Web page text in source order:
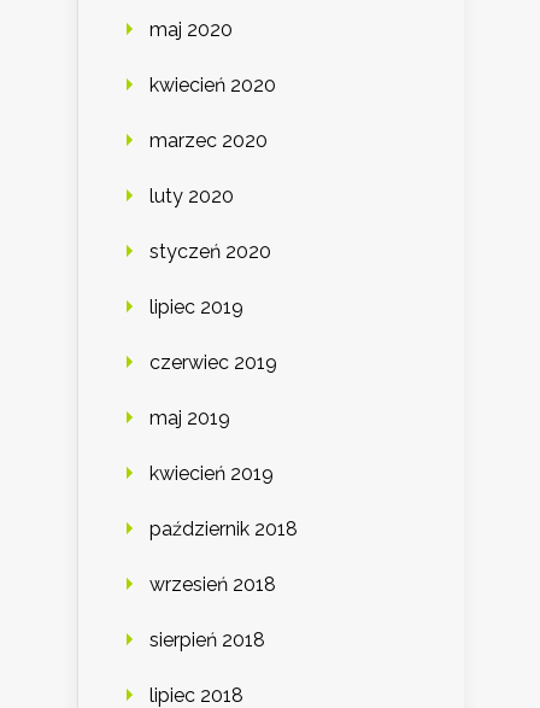
maj 2020
kwiecień 2020
marzec 2020
luty 2020
styczeń 2020
lipiec 2019
czerwiec 2019
maj 2019
kwiecień 2019
październik 2018
wrzesień 2018
sierpień 2018
lipiec 2018